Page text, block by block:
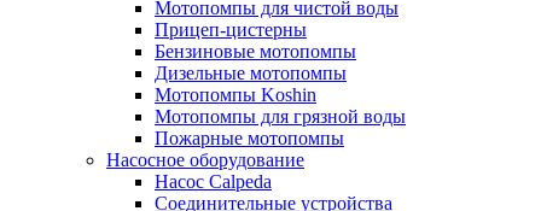
Мотопомпы для чистой воды
Прицеп-цистерны
Бензиновые мотопомпы
Дизельные мотопомпы
Мотопомпы Koshin
Мотопомпы для грязной воды
Пожарные мотопомпы
Насосное оборудование
Насос Calpeda
Соединительные устройства